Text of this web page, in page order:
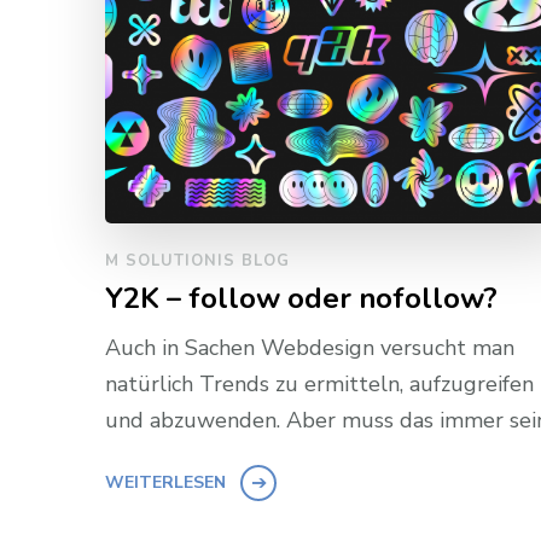
M SOLUTIONIS BLOG
Y2K – follow oder nofollow?
Auch in Sachen Webdesign versucht man
natürlich Trends zu ermitteln, aufzugreifen
und abzuwenden. Aber muss das immer
WEITERLESEN